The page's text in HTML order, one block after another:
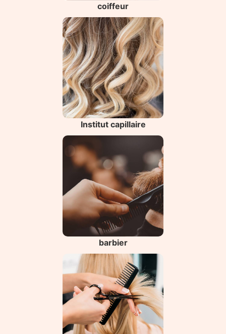
coiffeur
Institut capillaire
barbier